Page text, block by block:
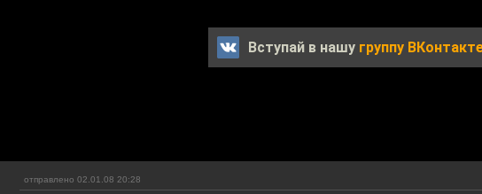
Вступай в нашу группу
отправлено 02.01.08 20:28